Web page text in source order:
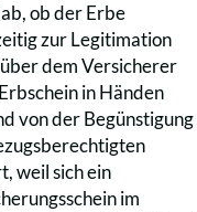
ob der Erbe
zur Legitimation
dem Versicherer
in Händen
von der Begünstigung
weil sich ein
im